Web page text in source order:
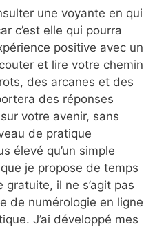
une voyante en qui
c’est elle qui pourra
positive avec un
et lire votre chemin
des arcanes et des
des réponses
votre avenir, sans
de pratique
élevé qu’un simple
je propose de temps
il ne s’agit pas
de numérologie en ligne
J’ai développé mes